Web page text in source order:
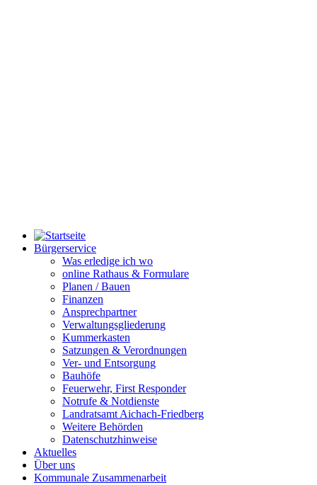
Bürgerservice
Was erledige ich wo
online Rathaus & Formulare
Planen / Bauen
Finanzen
Ansprechpartner
Verwaltungsgliederung
Kummerkasten
Satzungen & Verordnungen
Ver- und Entsorgung
Bauhöfe
Feuerwehr, First Responder
Notrufe & Notdienste
Landratsamt Aichach-Friedberg
Weitere Behörden
Datenschutzhinweise
Aktuelles
Über uns
Kommunale Zusammenarbeit